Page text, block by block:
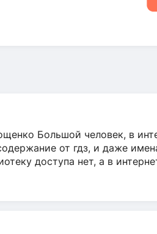
Большой человек, в
от гдз, и даже
доступа нет, а в